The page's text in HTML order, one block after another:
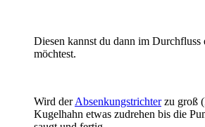
Diesen kannst du dann im Durchfluss
möchtest.
Wird derAbsenkungstrichterzu groß
Kugelhahn etwas zudrehen bis die